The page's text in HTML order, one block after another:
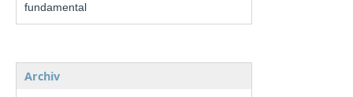
fundamental
Archiv